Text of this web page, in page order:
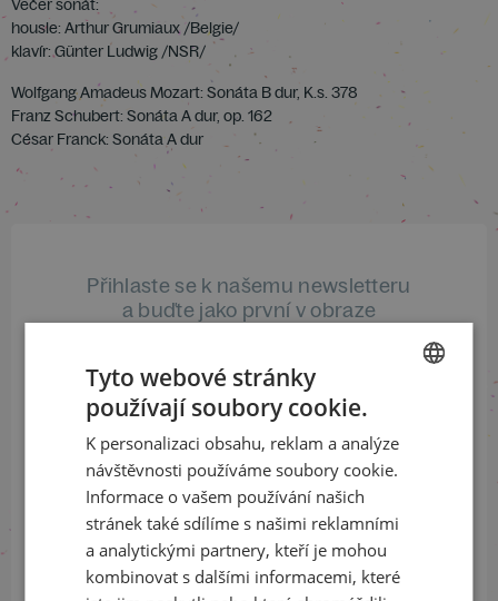
Večer sonát:
housle: Arthur Grumiaux /Belgie/
klavír: Günter Ludwig /NSR/
Wolfgang Amadeus Mozart: Sonáta B dur, K.s. 378
Franz Schubert: Sonáta A dur, op. 162
César Franck: Sonáta A dur
Přihlaste se k našemu newsletteru
a buďte jako první v obraze
ODEBÍRAT NEWSLETTER
Sledujte nás na sociálních sítích
LinkedInflickr
ENGLISH
Tyto webové stránky
používají soubory cookie.
K personalizaci obsahu, reklam a analýze
návštěvnosti používáme soubory cookie.
Informace o vašem používání našich
stránek také sdílíme s našimi reklamními
a analytickými partnery, kteří je mohou
kombinovat s dalšími informacemi, které